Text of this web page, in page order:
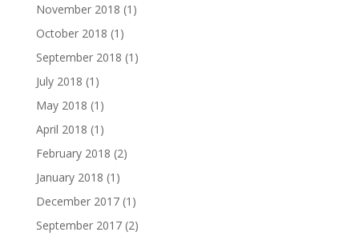
November 2018 (1)
October 2018 (1)
September 2018 (1)
July 2018 (1)
May 2018 (1)
April 2018 (1)
February 2018 (2)
January 2018 (1)
December 2017(1)
September 2017(2)